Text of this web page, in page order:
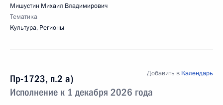
Мишустин Михаил Владимирович
Тематика
Культура, Регионы
Пр-1723, п.2 а)
Исполнение к 1 декабря 2026 года
Добавить в Календарь